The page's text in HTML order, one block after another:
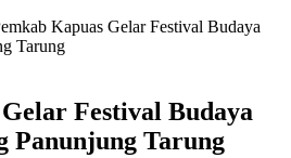
Kapuas Gelar Festival Budaya
Tarung
Festival Budaya
Panunjung Tarung